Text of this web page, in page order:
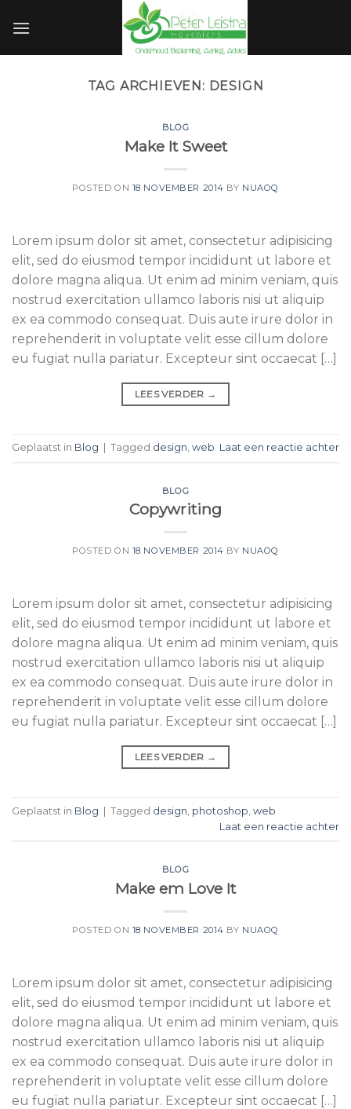
TAG ARCHIEVEN: DESIGN
BLOG
Make It Sweet
POSTED ON 18 NOVEMBER 2014 BY NUAOQ
Lorem ipsum dolor sit amet, consectetur adipisicing
elit, sed do eiusmod tempor incididunt ut labore et
dolore magna aliqua. Ut enim ad minim veniam, quis
nostrud exercitation ullamco laboris nisi ut aliquip
ex ea commodo consequat. Duis aute irure dolor in
reprehenderit in voluptate velit esse cillum dolore
eu fugiat nulla pariatur. Excepteur sint occaecat […]
LEES VERDER →
Geplaatst in Blog Tagged design web Laat een reactie achter
BLOG
Copywriting
POSTED ON 18 NOVEMBER 2014 BY NUAOQ
Lorem ipsum dolor sit amet, consectetur adipisicing
elit, sed do eiusmod tempor incididunt ut labore et
dolore magna aliqua. Ut enim ad minim veniam, quis
nostrud exercitation ullamco laboris nisi ut aliquip
ex ea commodo consequat. Duis aute irure dolor in
reprehenderit in voluptate velit esse cillum dolore
eu fugiat nulla pariatur. Excepteur sint occaecat […]
LEES VERDER →
Geplaatst in Blog | Tagged design photoshop web
Laat een reactie achter
BLOG
Make em Love It
POSTED ON 18 NOVEMBER 2014 BY NUAOQ
Lorem ipsum dolor sit amet, consectetur adipisicing
elit, sed do eiusmod tempor incididunt ut labore et
dolore magna aliqua. Ut enim ad minim veniam, quis
nostrud exercitation ullamco laboris nisi ut aliquip
ex ea commodo consequat. Duis aute irure dolor in
reprehenderit in voluptate velit esse cillum dolore
eu fugiat nulla pariatur. Excepteur sint occaecat […]